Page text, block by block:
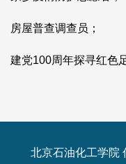
房屋普查调查员；
建党100周年探寻红色
北京石油化工学院